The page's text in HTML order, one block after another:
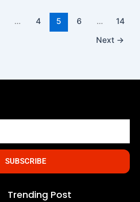
… 4 5 6 …
14
Next →
SUBSCRIBE
Trending Post